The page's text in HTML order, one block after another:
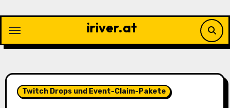
content
iriver.at
Twitch Drops und Event-Claim-Pakete